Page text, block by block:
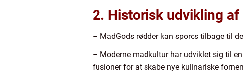
2. Historisk udvikling af
– MadGods rødder kan spores tilbage til
– Moderne madkultur har udviklet sig til
fusioner for at skabe nye kulinariske